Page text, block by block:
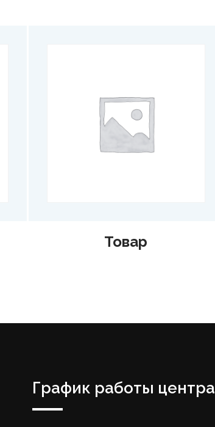
Товар
График работы центра